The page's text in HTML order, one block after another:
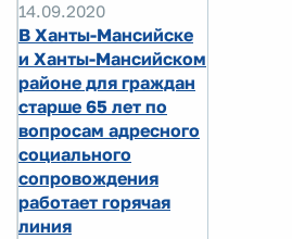
14.09.2020
В Ханты-Мансийске
и Ханты-Мансийском
районе для граждан
старше 65 лет по
вопросам адресного
социального
сопровождения
работает горячая
линия